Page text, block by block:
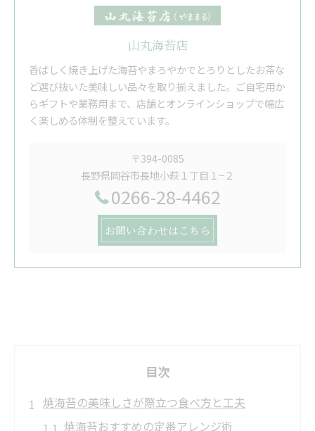
山丸海苔店
香ばしく焼き上げた海苔やまろやかでとろりとしたお茶な
ど選び抜いた美味しい品々を取り揃えました。ご自宅用か
らギフトや業務用まで、店舗とオンラインショップで幅広
く楽しめる体制を整えています。
〒394-0085
長野県岡谷市長地小萩１丁目１−２
0266-28-4462
お問い合わせはこちら
目次
焼海苔の美味しさが際立つ食べ方と工夫
焼海苔おすすめの定番アレンジ術